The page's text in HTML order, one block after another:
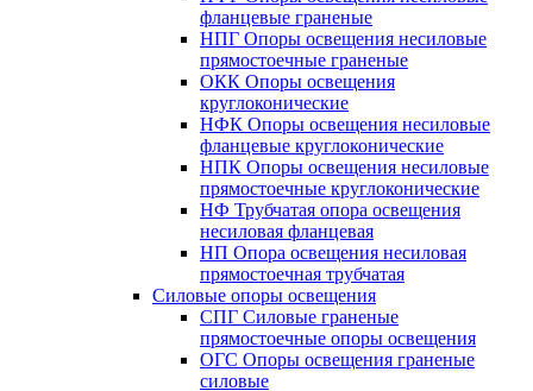
фланцевые граненые
НПГ Опоры освещения несиловые
прямостоечные граненые
ОКК Опоры освещения
круглоконические
НФК Опоры освещения несиловые
фланцевые круглоконические
НПК Опоры освещения несиловые
прямостоечные круглоконические
НФ Трубчатая опора освещения
несиловая фланцевая
НП Опора освещения несиловая
прямостоечная трубчатая
Силовые опоры освещения
СПГ Силовые граненые
прямостоечные опоры освещения
ОГС Опоры освещения граненые
силовые